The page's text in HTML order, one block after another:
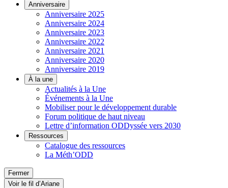
Anniversaire
Anniversaire 2025
Anniversaire 2024
Anniversaire 2023
Anniversaire 2022
Anniversaire 2021
Anniversaire 2020
Anniversaire 2019
À la une
Actualités à la Une
Événements à la Une
Mobiliser pour le développement durable
Forum politique de haut niveau
Lettre d’information ODDyssée vers 2030
Ressources
Catalogue des ressources
La Méth’ODD
Fermer
Voir le fil d’Ariane